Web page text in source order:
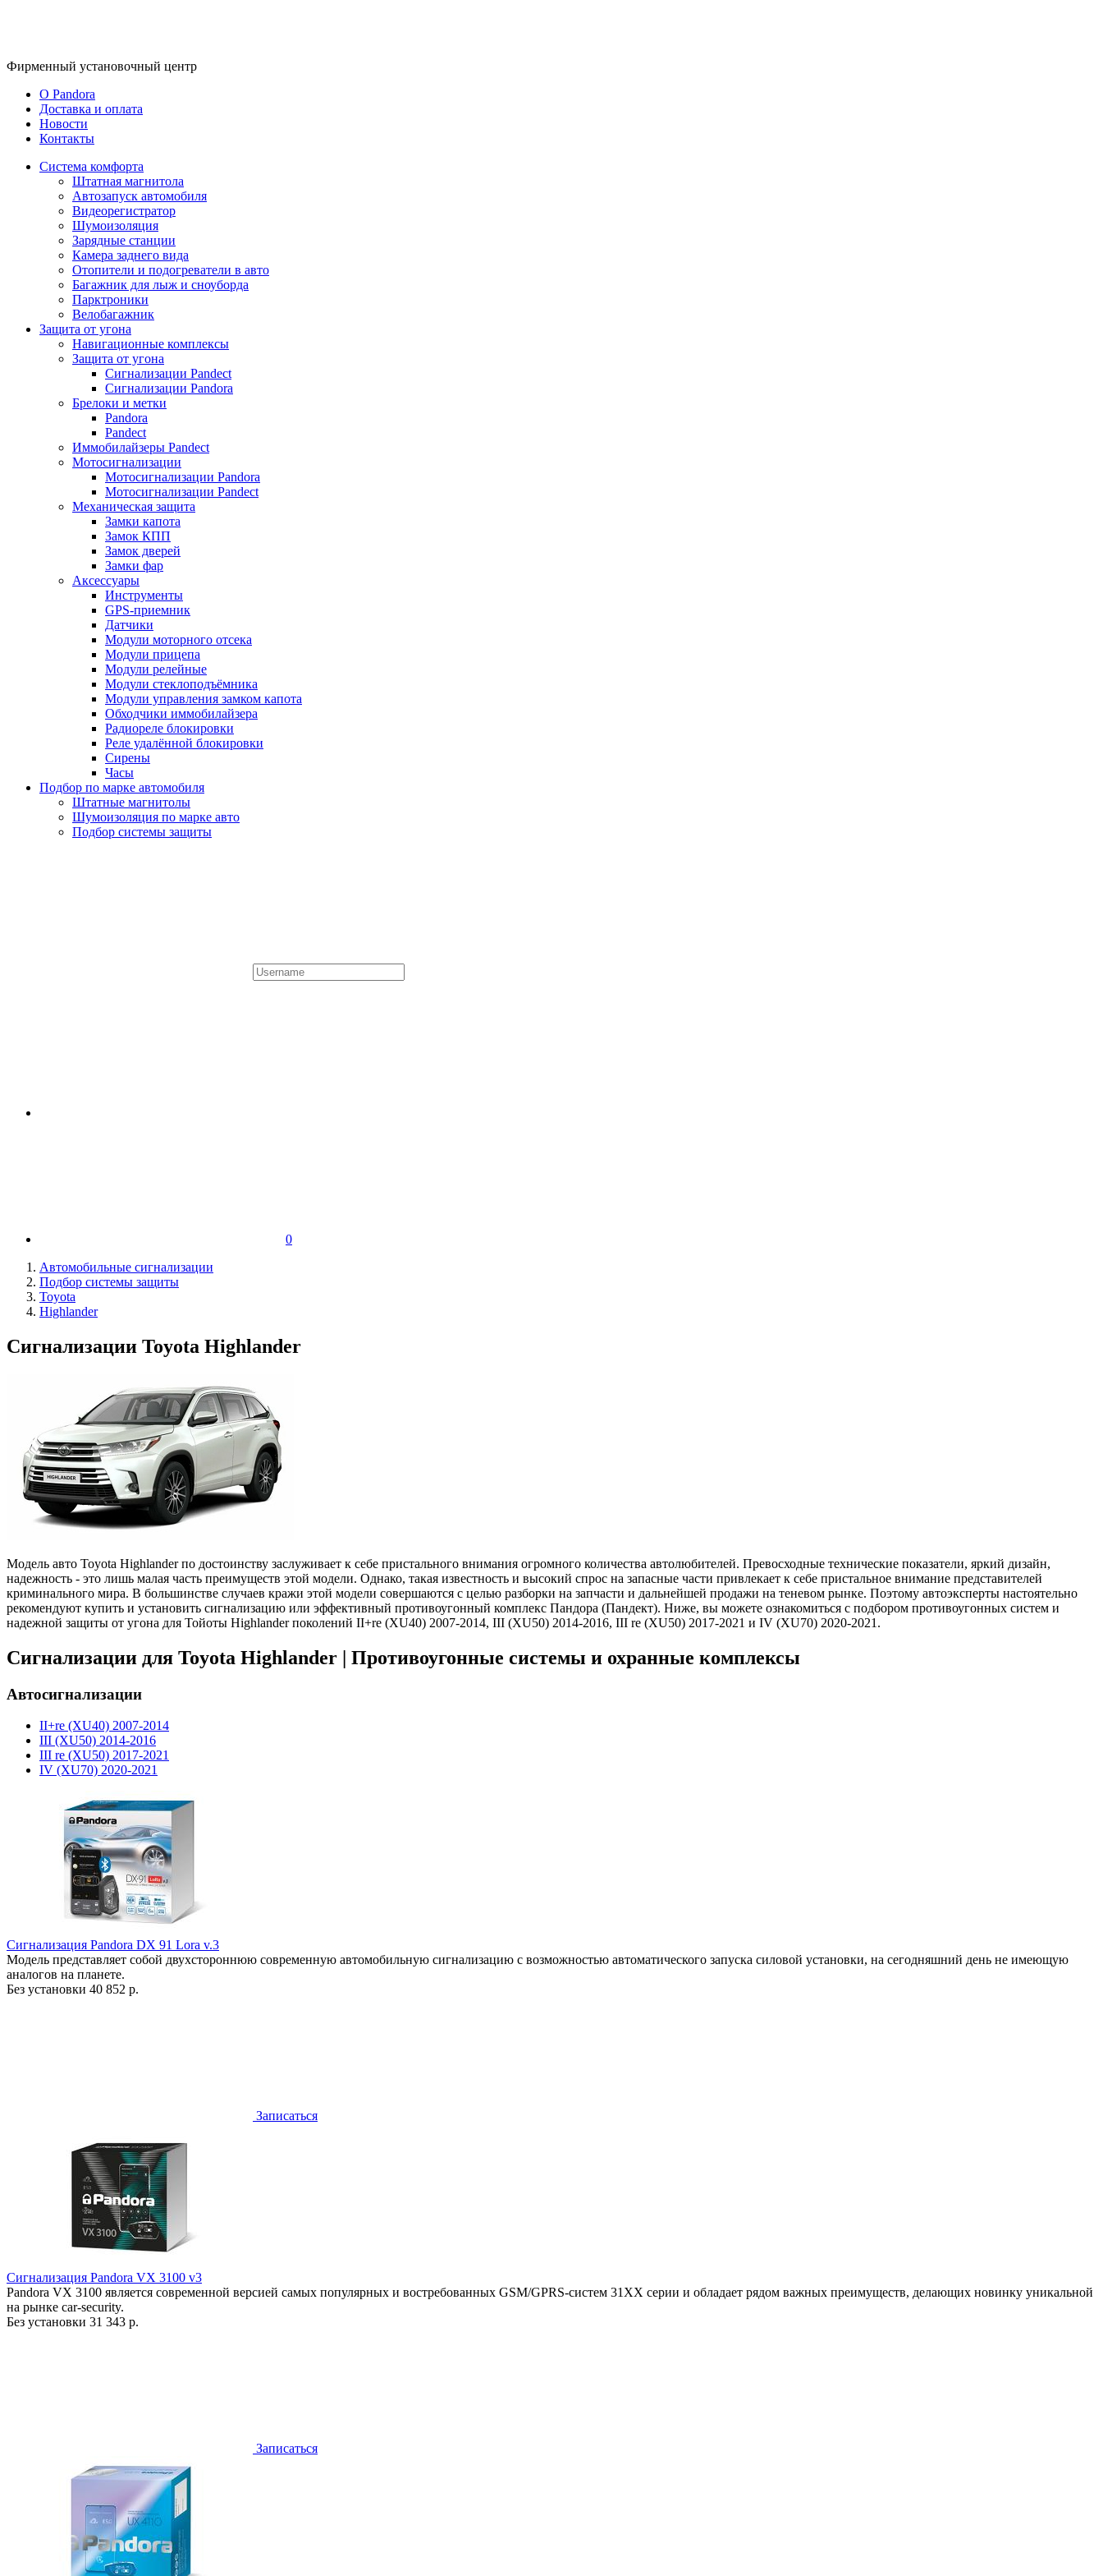
Фирменный установочный центр
O Pandora
Доставка и оплата
Новости
Контакты
Система комфорта
Штатная магнитола
Автозапуск автомобиля
Видеорегистратор
Шумоизоляция
Зарядные станции
Камера заднего вида
Отопители и подогреватели в авто
Багажник для лыж и сноуборда
Парктроники
Велобагажник
Защита от угона
Навигационные комплексы
Защита от угона
Сигнализации Pandect
Сигнализации Pandora
Брелоки и метки
Pandora
Pandect
Иммобилайзеры Pandect
Мотосигнализации
Мотосигнализации Pandora
Мотосигнализации Pandect
Механическая защита
Замки капота
Замок КПП
Замок дверей
Замки фар
Аксессуары
Инструменты
GPS-приемник
Датчики
Модули моторного отсека
Модули прицепа
Модули релейные
Модули стеклоподъёмника
Модули управления замком капота
Обходчики иммобилайзера
Радиореле блокировки
Реле удалённой блокировки
Сирены
Часы
Подбор по марке автомобиля
Штатные магнитолы
Шумоизоляция по марке авто
Подбор системы защиты
0
Автомобильные сигнализации
Подбор системы защиты
Toyota
Highlander
Сигнализации Toyota Highlander
Модель авто Toyota Highlander по достоинству заслуживает к себе пристального внимания огромного количества автолюбителей. Превосходные технические показатели, яркий дизайн,
надежность - это лишь малая часть преимуществ этой модели. Однако, такая известность и высокий спрос на запасные части привлекает к себе пристальное внимание представителей
криминального мира. В большинстве случаев кражи этой модели совершаются с целью разборки на запчасти и дальнейшей продажи на теневом рынке. Поэтому автоэксперты настоятельно
рекомендуют купить и установить сигнализацию или эффективный противоугонный комплекс Пандора (Пандект). Ниже, вы можете ознакомиться с подбором противоугонных систем и
надежной защиты от угона для Тойоты Highlander поколений II+re (XU40) 2007-2014, III (XU50) 2014-2016, III re (XU50) 2017-2021 и IV (XU70) 2020-2021.
Сигнализации для Toyota Highlander | Противоугонные системы и охранные комплексы
Автосигнализации
II+re (XU40) 2007-2014
III (XU50) 2014-2016
III re (XU50) 2017-2021
IV (XU70) 2020-2021
Сигнализация Pandora DX 91 Lora v.3
Модель представляет собой двухстороннюю современную автомобильную сигнализацию с возможностью автоматического запуска силовой установки, на сегодняшний день не имеющую
аналогов на планете.
Без установки 40 852 р.
Записаться
Сигнализация Pandora VX 3100 v3
Pandora VX 3100 является современной версией самых популярных и востребованных GSM/GPRS-систем 31ХХ серии и обладает рядом важных преимуществ, делающих новинку уникальной
на рынке car-security.
Без установки 31 343 р.
Записаться